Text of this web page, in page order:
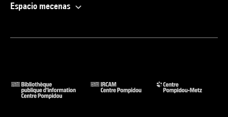
Espacio mecenas